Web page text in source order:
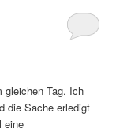
gleichen Tag. Ich
die Sache erledigt
eine